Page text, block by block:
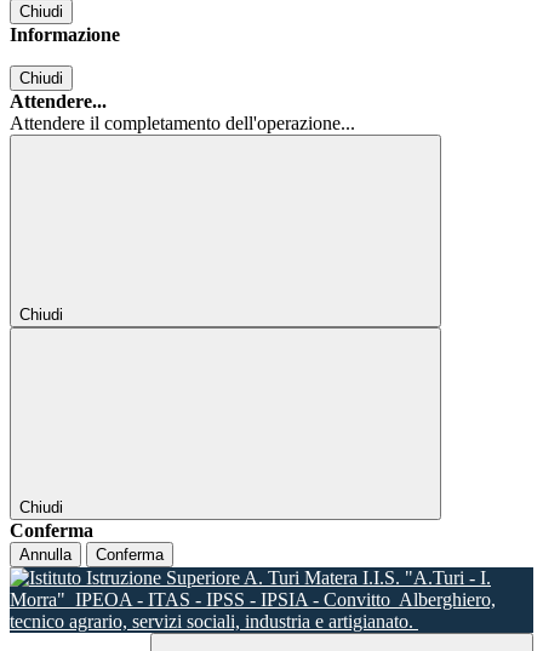
Chiudi
Informazione
Chiudi
Attendere...
Attendere il completamento dell'operazione...
Chiudi
Chiudi
Conferma
Annulla Conferma
I.I.S. "A.Turi - I.
Morra" IPEOA - ITAS - IPSS - IPSIA - Convitto Alberghiero,
tecnico agrario, servizi sociali, industria e artigianato.